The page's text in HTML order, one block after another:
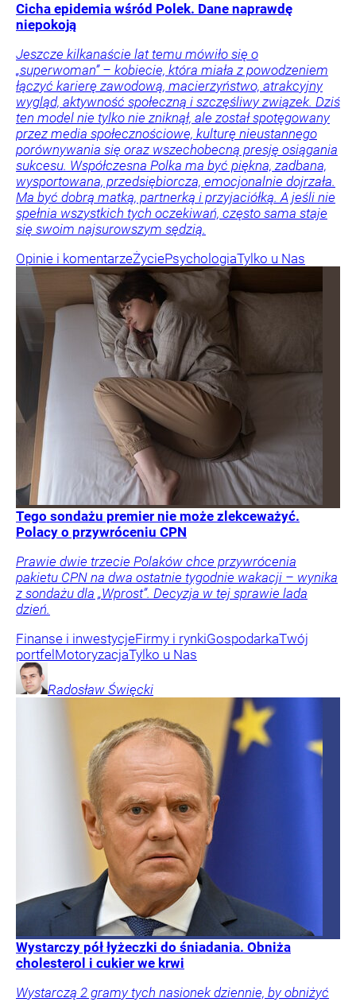
Cicha epidemia wśród Polek. Dane naprawdę
niepokoją
Jeszcze kilkanaście lat temu mówiło się o
„superwoman” – kobiecie, która miała z powodzeniem
łączyć karierę zawodową, macierzyństwo, atrakcyjny
wygląd, aktywność społeczną i szczęśliwy związek. Dziś
ten model nie tylko nie zniknął, ale został spotęgowany
przez media społecznościowe, kulturę nieustannego
porównywania się oraz wszechobecną presję osiągania
sukcesu. Współczesna Polka ma być piękna, zadbana,
wysportowana, przedsiębiorcza, emocjonalnie dojrzała.
Ma być dobrą matką, partnerką i przyjaciółką. A jeśli nie
spełnia wszystkich tych oczekiwań, często sama staje
się swoim najsurowszym sędzią.
Opinie i komentarzeŻyciePsychologiaTylko u Nas
Tego sondażu premier nie może zlekceważyć.
Polacy o przywróceniu CPN
Prawie dwie trzecie Polaków chce przywrócenia
pakietu CPN na dwa ostatnie tygodnie wakacji – wynika
z sondażu dla „Wprost”. Decyzja w tej sprawie lada
dzień.
Finanse i inwestycjeFirmy i rynkiGospodarkaTwój
portfel MotoryzacjaTylko u Nas
Radosław Święcki
Wystarczy pół łyżeczki do śniadania. Obniża
cholesterol i cukier we krwi
Wystarczą 2 gramy tych nasionek dziennie, by obniżyć